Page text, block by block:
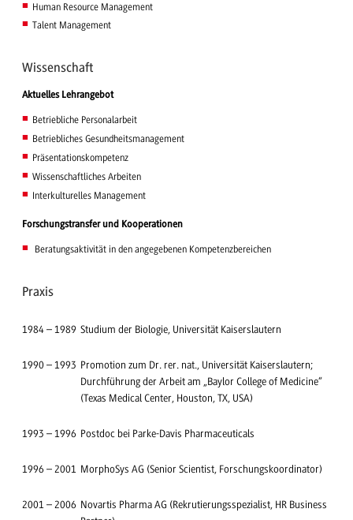
Human Resource Management
Talent Management
Wissenschaft
Aktuelles Lehrangebot
Betriebliche Personalarbeit
Betriebliches Gesundheitsmanagement
Präsentationskompetenz
Wissenschaftliches Arbeiten
Interkulturelles Management
Forschungstransfer und Kooperationen
Beratungsaktivität in den angegebenen Kompetenzbereichen
Praxis
1984 – 1989 Studium der Biologie, Universität Kaiserslautern
1990 – 1993 Promotion zum Dr. rer. nat., Universität Kaiserslautern;
Durchführung der Arbeit am „Baylor College of Medicine“
(Texas Medical Center, Houston, TX, USA)
1993 – 1996 Postdoc bei Parke-Davis Pharmaceuticals
1996 – 2001 MorphoSys AG (Senior Scientist, Forschungskoordinator)
2001 – 2006 Novartis Pharma AG (Rekrutierungsspezialist, HR Business